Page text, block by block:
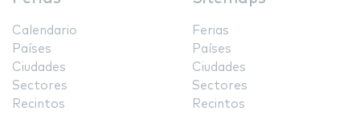
Calendario
Países
Ciudades
Sectores
Recintos
Ferias
Países
Ciudades
Sectores
Recintos